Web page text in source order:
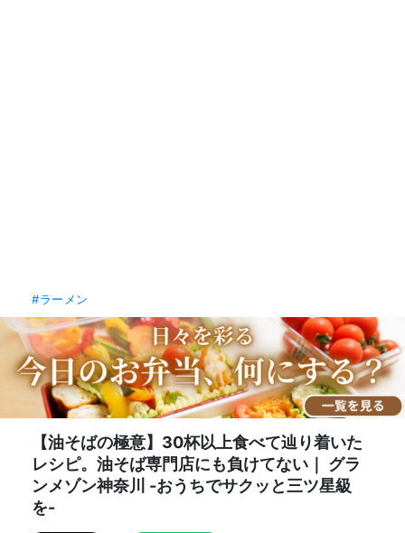
#ラーメン
【油そばの極意】30杯以上食べて辿り着いた
レシピ。油そば専門店にも負けてない｜ グラ
ンメゾン神奈川 -おうちでサクッと三ツ星級
を-